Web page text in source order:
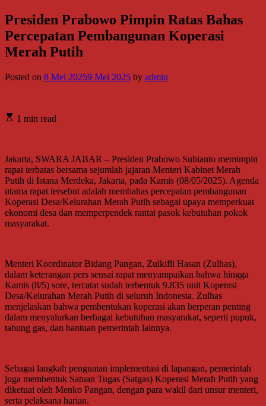
Presiden Prabowo Pimpin Ratas Bahas
Percepatan Pembangunan Koperasi
Merah Putih
Posted on 8 Mei 20259 Mei 2025 by admin
1 min read
Jakarta, SWARA JABAR – Presiden Prabowo Subianto memimpin
rapat terbatas bersama sejumlah jajaran Menteri Kabinet Merah
Putih di Istana Merdeka, Jakarta, pada Kamis (08/05/2025). Agenda
utama rapat tersebut adalah membahas percepatan pembangunan
Koperasi Desa/Kelurahan Merah Putih sebagai upaya memperkuat
ekonomi desa dan memperpendek rantai pasok kebutuhan pokok
masyarakat.
Menteri Koordinator Bidang Pangan, Zulkifli Hasan (Zulhas),
dalam keterangan pers seusai rapat menyampaikan bahwa hingga
Kamis (8/5) sore, tercatat sudah terbentuk 9.835 unit Koperasi
Desa/Kelurahan Merah Putih di seluruh Indonesia. Zulhas
menjelaskan bahwa pembentukan koperasi akan berperan penting
dalam menyalurkan berbagai kebutuhan masyarakat, seperti pupuk,
tabung gas, dan bantuan pemerintah lainnya.
Sebagai langkah penguatan implementasi di lapangan, pemerintah
juga membentuk Satuan Tugas (Satgas) Koperasi Merah Putih yang
diketuai oleh Menko Pangan, dengan para wakil dari unsur menteri,
serta pelaksana harian.